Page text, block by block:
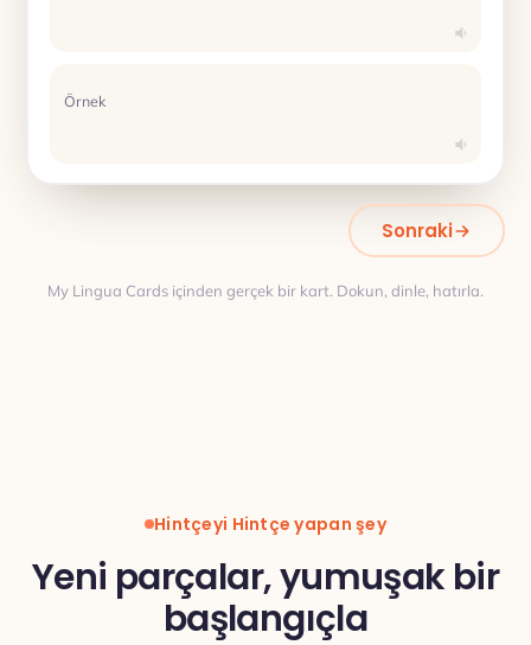
Örnek
Sonraki
My Lingua Cards içinden gerçek bir kart. Dokun, dinle, hatırla.
Hintçeyi Hintçe yapan şey
Yeni parçalar, yumuşak bir
başlangıçla